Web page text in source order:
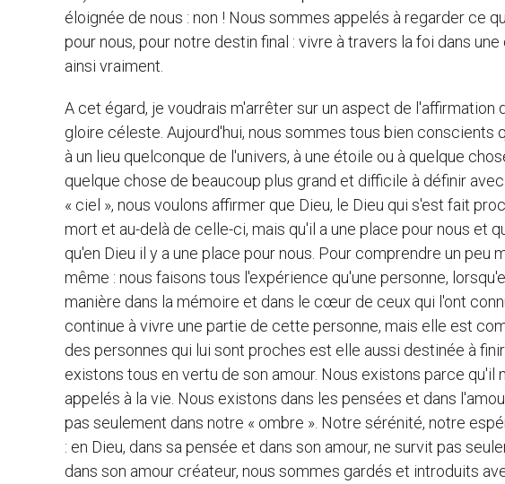
éloignée de nous : non ! Nous sommes appelés à regarder ce
pour nous, pour notre destin final : vivre à travers la foi dans
ainsi vraiment.
A cet égard, je voudrais m'arrêter sur un aspect de l'affirmation
gloire céleste. Aujourd'hui, nous sommes tous bien conscients
à un lieu quelconque de l'univers, à une étoile ou à quelque
quelque chose de beaucoup plus grand et difficile à définir
« ciel », nous voulons affirmer que Dieu, le Dieu qui s'est fait
mort et au-delà de celle-ci, mais qu'il a une place pour nous et
qu'en Dieu il y a une place pour nous. Pour comprendre un
même : nous faisons tous l'expérience qu'une personne,
manière dans la mémoire et dans le cœur de ceux qui l'ont
continue à vivre une partie de cette personne, mais elle est
des personnes qui lui sont proches est elle aussi destinée à
existons tous en vertu de son amour. Nous existons parce qu'il
appelés à la vie. Nous existons dans les pensées et dans
pas seulement dans notre « ombre ». Notre sérénité, notre
: en Dieu, dans sa pensée et dans son amour, ne survit pas
dans son amour créateur, nous sommes gardés et introduits